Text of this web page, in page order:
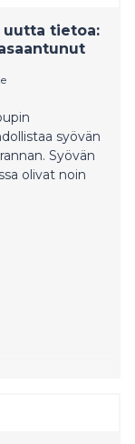
uutta tietoa:
syövän
Syövän
olivat noin